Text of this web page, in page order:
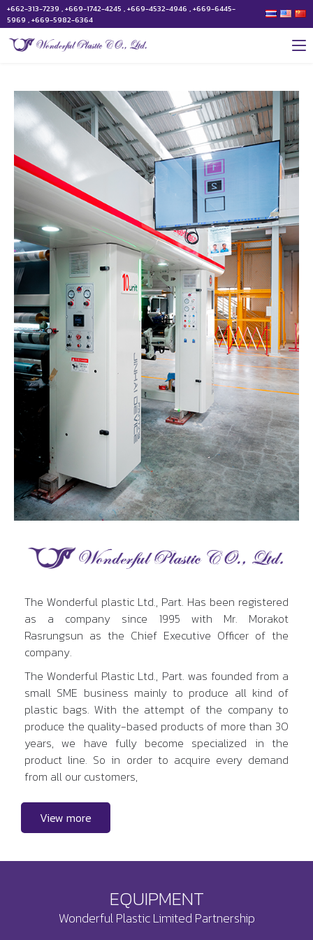
+662-313-7239 , +669-1742-4245 , +669-4532-4946 , +669-6445-
5969 , +669-5982-6364
The Wonderful plastic Ltd., Part. Has been registered
as a company since 1995 with Mr. Morakot
Rasrungsun as the Chief Executive Officer of the
company.
The Wonderful Plastic Ltd., Part. was founded from a
small SME business mainly to produce all kind of
plastic bags. With the attempt of the company to
produce the quality-based products of more than 30
years, we have fully become specialized in the
product line. So in order to acquire every demand
from all our customers,
View more
EQUIPMENT
Wonderful Plastic Limited Partnership